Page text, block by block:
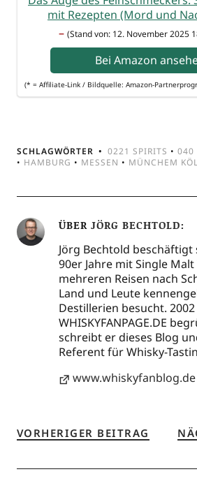
mit Rezep­ten (Mord und
– (Stand von: 12. Novem­ber 2025
Bei Ama­zon
(* = Affi­lia­te-Link / Bild­quel­le: Amazon-
SCHLAGWÖRTER 0221 SPIRITS • 040
• HAMBURG • MESSEN • MÜNCHEM
ÜBER JÖRG BECHTOLD
Jörg Bechtold beschäftigt
90er Jahre mit Single
mehreren Reisen nach
Land und Leute
Destillerien besucht.
WHISKYFANPAGE.DE
schreibt er dieses Blog
Referent für Whisky-
www.whiskyfanblog.de
VORHERIGER BEITRAG